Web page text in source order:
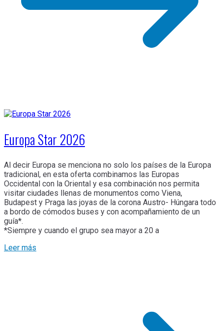
Europa Star 2026
Al decir Europa se menciona no solo los países de la Europa
tradicional, en esta oferta combinamos las Europas
Occidental con la Oriental y esa combinación nos permita
visitar ciudades llenas de monumentos como Viena,
Budapest y Praga las joyas de la corona Austro- Húngara todo
a bordo de cómodos buses y con acompañamiento de un
guía*.
*Siempre y cuando el grupo sea mayor a 20 a
Leer más